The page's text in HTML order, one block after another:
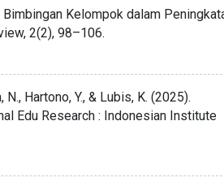
Bimbingan Kelompok dalam
2(2), 98–106.
N., Hartono, Y., & Lubis, K. (2025).
Edu Research : Indonesian Institute